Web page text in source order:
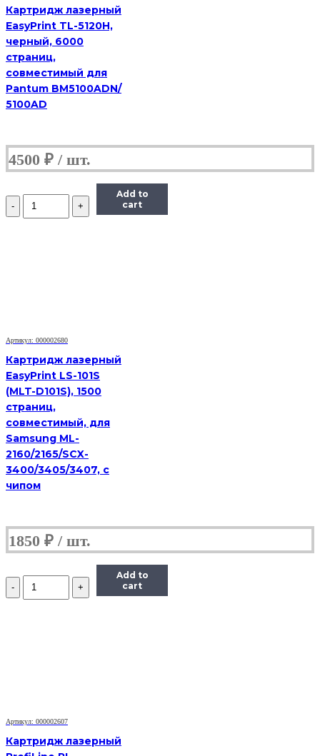
Картридж лазерный
EasyPrint TL-5120H,
черный, 6000
страниц,
совместимый для
Pantum BM5100ADN/
5100AD
4500 ₽
Количество
Тонер-
FS-
1040/1020MFP/1120MFP,
2,5K
Add to
cart
Артикул: 000002680
Картридж лазерный
EasyPrint LS-101S
(MLT-D101S), 1500
страниц,
совместимый, для
Samsung ML-
2160/2165/SCX-
3400/3405/3407, с
чипом
1850 ₽
Количество
Тонер-
FS-
1040/1020MFP/1120MFP,
2,5K
Add to
cart
Артикул: 000002607
Картридж лазерный